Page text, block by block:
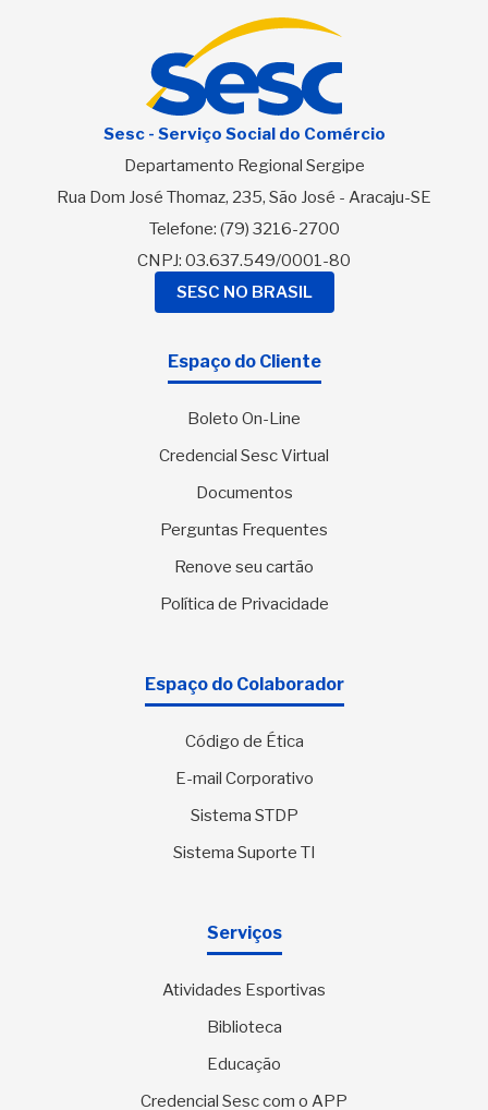
Sesc - Serviço Social do Comércio
Departamento Regional Sergipe
Rua Dom José Thomaz, 235, São José - Aracaju-SE
Telefone: (79) 3216-2700
CNPJ: 03.637.549/0001-80
SESC NO BRASIL
Espaço do Cliente
Boleto On-Line
Credencial Sesc Virtual
Documentos
Perguntas Frequentes
Renove seu cartão
Política de Privacidade
Espaço do Colaborador
Código de Ética
E-mail Corporativo
Sistema STDP
Sistema Suporte TI
Serviços
Atividades Esportivas
Biblioteca
Educação
Credencial Sesc com o APP